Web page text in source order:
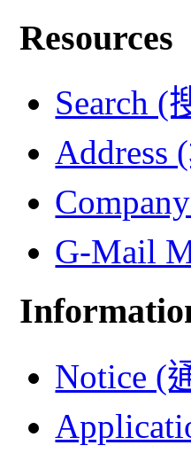
Resources
Search (
Address
G-Mail
Notice (